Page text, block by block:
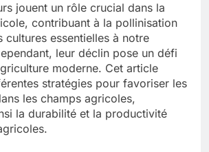
jouent un rôle crucial dans la
contribuant à la pollinisation
cultures essentielles à notre
leur déclin pose un défi
moderne. Cet article
stratégies pour favoriser les
les champs agricoles,
la durabilité et la productivité